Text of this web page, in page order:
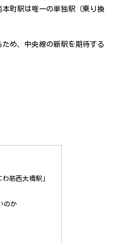
町駅は唯一の単独駅（乗り換
め、中央線の新駅を期待する
筋西大橋駅」
のか